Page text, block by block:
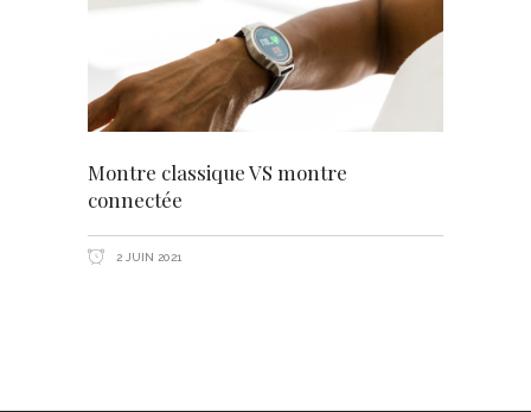
Montre classique VS montre
connectée
2 JUIN 2021